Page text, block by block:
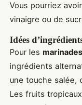
Vous pourriez
vinaigre ou de
Idées
Pour les
ingrédients
une touche salée,
Les fruits